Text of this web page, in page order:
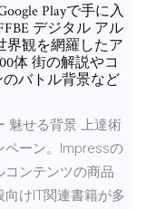
Playで手に入
デジタル アル
界観を網羅したア
体 街の解説やコ
バトル背景など
魅せる背景 上達術
ペーン。Impressの
ンテンツの商品
けIT関連書籍が多